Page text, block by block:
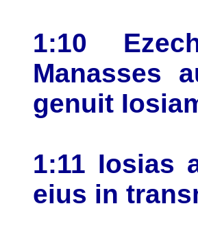
1:10
Manasses
genuit
1:11 Iosias
eius in